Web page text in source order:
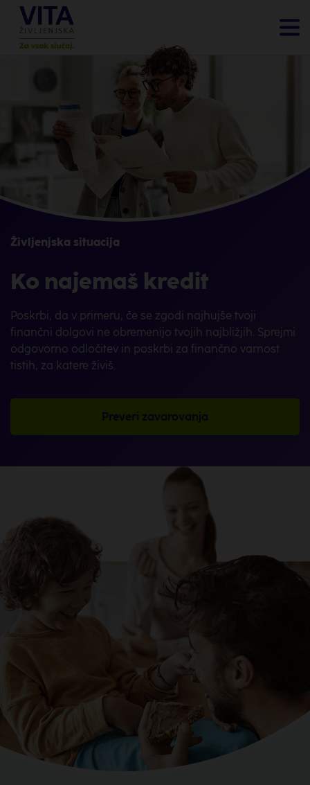
Življenjska situacija
Ko najemaš kredit
Poskrbi, da v primeru, če se zgodi najhujše tvoji
finančni dolgovi ne obremenijo tvojih najbližjih. Sprejmi
odgovorno odločitev in poskrbi za finančno varnost
tistih, za katere živiš.
Preveri zavarovanja